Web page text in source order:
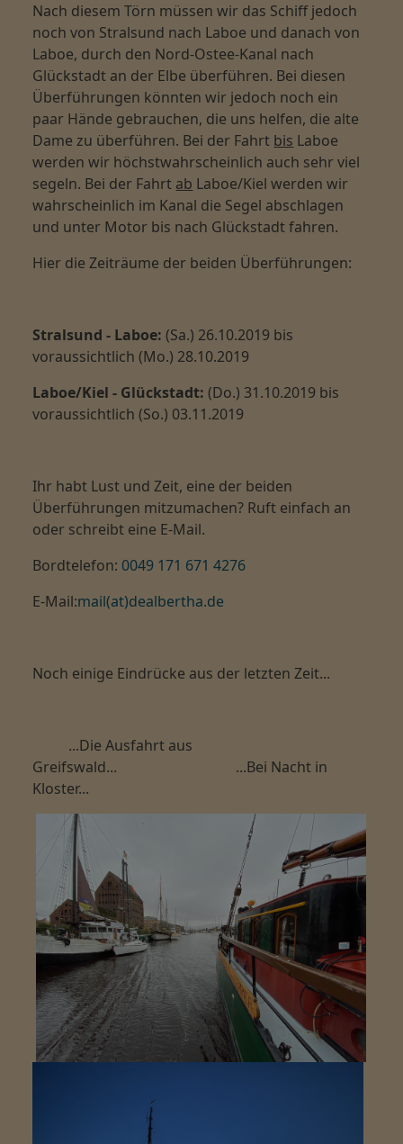
Nach diesem Törn müssen wir das Schiff jedoch
noch von Stralsund nach Laboe und danach von
Laboe, durch den Nord-Ostee-Kanal nach
Glückstadt an der Elbe überführen. Bei diesen
Überführungen könnten wir jedoch noch ein
paar Hände gebrauchen, die uns helfen, die alte
Dame zu überführen. Bei der Fahrt bis Laboe
werden wir höchstwahrscheinlich auch sehr viel
segeln. Bei der Fahrt ab Laboe/Kiel werden wir
wahrscheinlich im Kanal die Segel abschlagen
und unter Motor bis nach Glückstadt fahren.
Hier die Zeiträume der beiden Überführungen:
Stralsund - Laboe:(Sa.) 26.10.2019 bis
voraussichtlich (Mo.) 28.10.2019
Laboe/Kiel - Glückstadt:(Do.) 31.10.2019 bis
voraussichtlich (So.) 03.11.2019
Ihr habt Lust und Zeit, eine der beiden
Überführungen mitzumachen? Ruft einfach an
oder schreibt eine E-Mail.
Bordtelefon: 0049 171 671 4276
E-Mail:mail(at)dealbertha.de
Noch einige Eindrücke aus der letzten Zeit...
...Die Ausfahrt aus
Greifswald... ...Bei Nacht in
Kloster...